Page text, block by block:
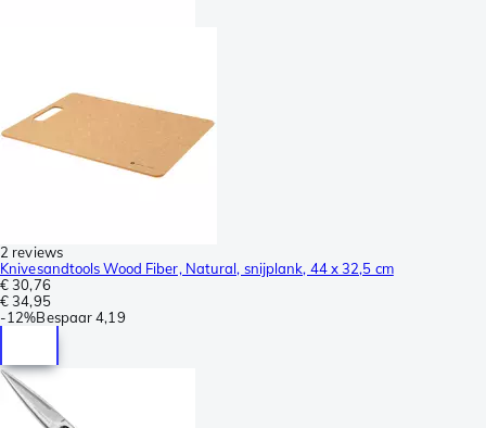
2 reviews
Knivesandtools Wood Fiber, Natural, snijplank, 44 x 32,5 cm
€ 30,76
€ 34,95
-12%Bespaar 4,19